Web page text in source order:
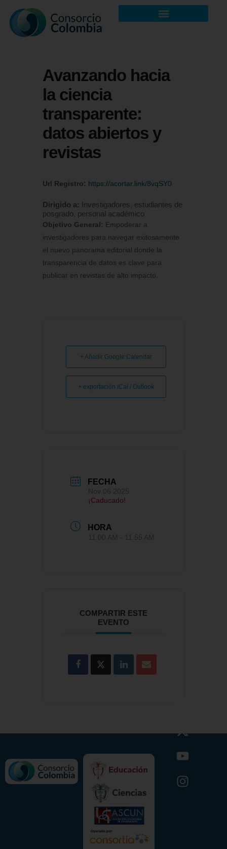
Avanzando hacia
la ciencia
transparente:
datos abiertos y
revistas
Url Registro: https://acortar.link/8vqSY0
Dirigido a: Investigadores, estudiantes de
posgrado, personal académico
Objetivo General: Empoderar a
investigadores para navegar exitosamente
el nuevo panorama editorial donde la
transparencia de datos es clave para
publicar en revistas de alto impacto.
+ Añadir Google Calendar
+ exportación iCal / Outlook
FECHA
¡Caducado!
HORA
COMPARTIR ESTE
EVENTO